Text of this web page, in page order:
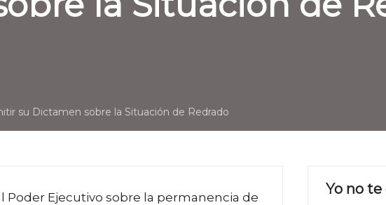
su Dictamen sobre la Situación de Redrado
Poder Ejecutivo sobre la permanencia de
Yo no